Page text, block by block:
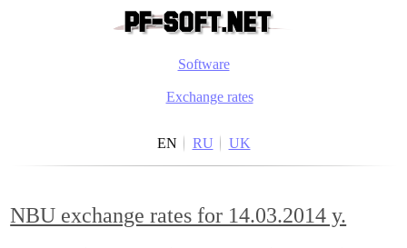
Software
Exchange rates
EN RU UK
NBU exchange rates for 14.03.2014 y.